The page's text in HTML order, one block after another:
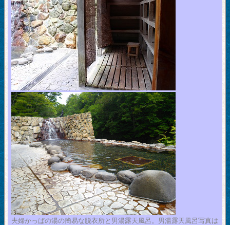
夫婦かっぱの湯の簡易な脱衣所と男湯露天風呂。男湯露天風呂写真は